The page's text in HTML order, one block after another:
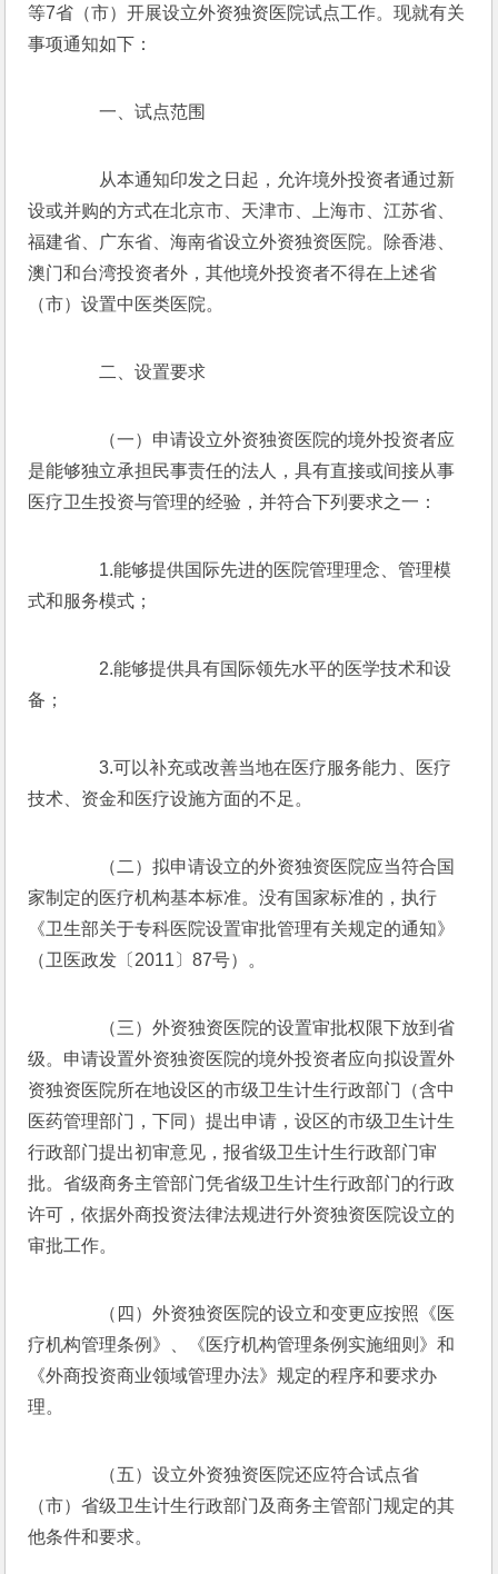
等7省（市）开展设立外资独资医院试点工作。现就有关
事项通知如下：
一、试点范围
从本通知印发之日起，允许境外投资者通过新
设或并购的方式在北京市、天津市、上海市、江苏省、
福建省、广东省、海南省设立外资独资医院。除香港、
澳门和台湾投资者外，其他境外投资者不得在上述省
（市）设置中医类医院。
二、设置要求
（一）申请设立外资独资医院的境外投资者应
是能够独立承担民事责任的法人，具有直接或间接从事
医疗卫生投资与管理的经验，并符合下列要求之一：
1.能够提供国际先进的医院管理理念、管理模
式和服务模式；
2.能够提供具有国际领先水平的医学技术和设
备；
3.可以补充或改善当地在医疗服务能力、医疗
技术、资金和医疗设施方面的不足。
（二）拟申请设立的外资独资医院应当符合国
家制定的医疗机构基本标准。没有国家标准的，执行
《卫生部关于专科医院设置审批管理有关规定的通知》
（卫医政发〔2011〕87号）。
（三）外资独资医院的设置审批权限下放到省
级。申请设置外资独资医院的境外投资者应向拟设置外
资独资医院所在地设区的市级卫生计生行政部门（含中
医药管理部门，下同）提出申请，设区的市级卫生计生
行政部门提出初审意见，报省级卫生计生行政部门审
批。省级商务主管部门凭省级卫生计生行政部门的行政
许可，依据外商投资法律法规进行外资独资医院设立的
审批工作。
（四）外资独资医院的设立和变更应按照《医
疗机构管理条例》、《医疗机构管理条例实施细则》和
《外商投资商业领域管理办法》规定的程序和要求办
理。
（五）设立外资独资医院还应符合试点省
（市）省级卫生计生行政部门及商务主管部门规定的其
他条件和要求。